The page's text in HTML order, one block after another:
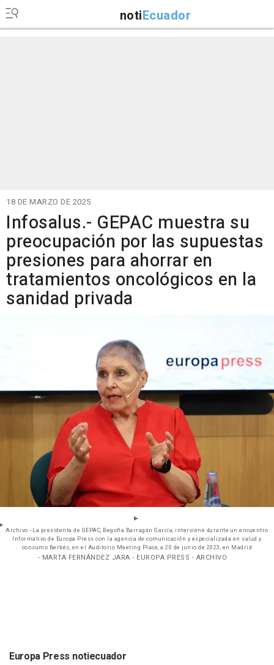
notiEcuador
18 DE MARZO DE 2025
Infosalus.- GEPAC muestra su
preocupación por las supuestas
presiones para ahorrar en
tratamientos oncológicos en la
sanidad privada
Archivo - La presidenta de GEPAC, Begoña Barragán García, interviene durante un encuentro
Informativo de Europa Press con la agencia de comunicación y especializada en salud y
consumo Berbés, en el Auditorio Meeting Place, a 20 de junio de 2023, en Madrid
- MARTA FERNÁNDEZ JARA - EUROPA PRESS - ARCHIVO
Europa Press notiecuador